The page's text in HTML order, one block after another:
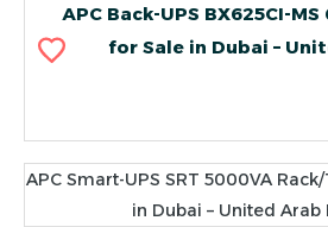
APC Back-UPS BX625CI-
for Sale in Dubai –